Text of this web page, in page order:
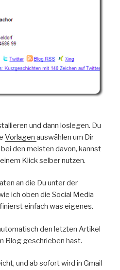
und dann loslegen. Du
Vorlagen auswählen um Dir
den meisten davon, kannst
Klick selber nutzen.
an die Du unter der
ich oben die Social Media
einfach was eigenes.
den letzten Artikel
Blog geschrieben hast.
und ab sofort wird in Gmail